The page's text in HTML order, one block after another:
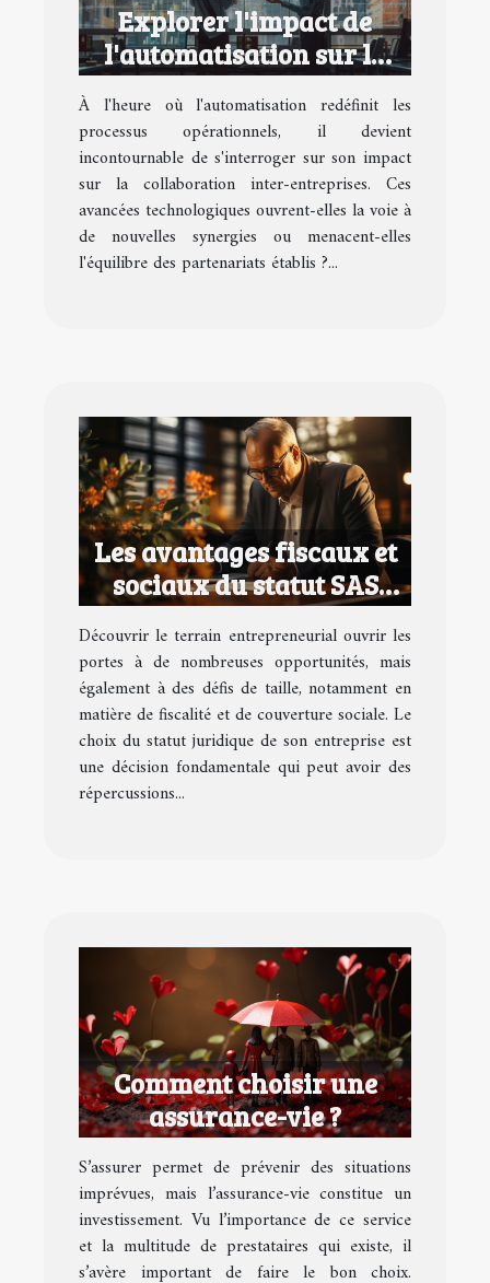
Explorer l'impact de
l'automatisation sur la
collaboration inter-
entreprises
À l'heure où l'automatisation redéfinit les
processus opérationnels, il devient
incontournable de s'interroger sur son impact
sur la collaboration inter-entreprises. Ces
avancées technologiques ouvrent-elles la voie à
de nouvelles synergies ou menacent-elles
l'équilibre des partenariats établis ?...
Les avantages fiscaux et
sociaux du statut SAS
pour les entrepreneurs
Découvrir le terrain entrepreneurial ouvrir les
portes à de nombreuses opportunités, mais
également à des défis de taille, notamment en
matière de fiscalité et de couverture sociale. Le
choix du statut juridique de son entreprise est
une décision fondamentale qui peut avoir des
répercussions...
Comment choisir une
assurance-vie ?
S’assurer permet de prévenir des situations
imprévues, mais l’assurance-vie constitue un
investissement. Vu l’importance de ce service
et la multitude de prestataires qui existe, il
s’avère important de faire le bon choix.